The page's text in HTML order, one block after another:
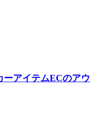
ーアイテムECのアウ